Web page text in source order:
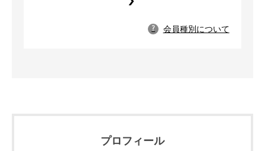
? 会員種別について
プロフィール